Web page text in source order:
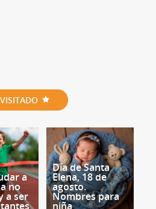
a
no
a ser
Día de Santa
Elena, 18 de
agosto.
Nombres para
niña